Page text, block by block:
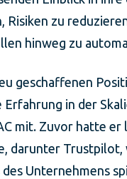
Risiken zu
hinweg zu
geschaffenen
in der
mit. Zuvor hatte
darunter
Unternehmens